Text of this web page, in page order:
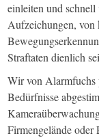
einleiten und
Aufzeichungen,
Straftaten dienlich
Wir von Alarmfuchs
Bedürfnisse
Firmengelände